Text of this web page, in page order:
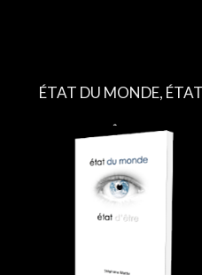
ÉTAT DU MONDE, ÉTAT
D’ÊTRE